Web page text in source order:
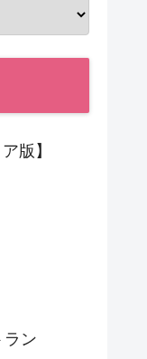
版】
ラン